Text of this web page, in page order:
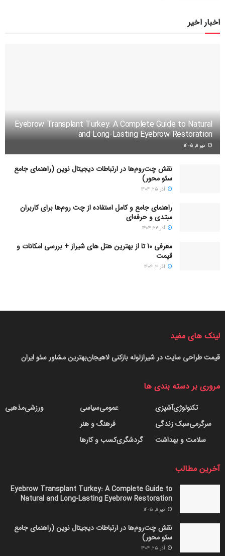
اخبار اخیر
Eyebrow Transplant Turkey: A Complete Guide to Natural
and Long-Lasting Eyebrow Restoration
تیر ۱۱, ۱۴۰۵
نقش چت‌روم‌ها در ارتباطات دیجیتال نوین (راهنمای جامع
سئو محور)
آذر ۲۵, ۱۴۰۴
راهنمای جامع و کامل استفاده از چت روم‌ها برای کاربران
مبتدی و حرفه‌ای
آذر ۲۲, ۱۴۰۴
معرفی 10 تا از بهترین هتل های شیراز + بررسی امکانات و
قیمت
آذر ۳, ۱۴۰۴
لینک های مفید
بهترین مشاور سئو ایرانلوله بازکنی لاهیجانقیمت طراحی سایت در شیراز
مروری بر دسته بندی ها
آشپزیتکنولوژی
سبک زندگیسرگرمی
سلامت و بهداشت
سیاسیعمومی
فرهنگ و هنر
کسب و کارهاگردشگری
مذهبیورزشی
آخرین مطالب
Eyebrow Transplant Turkey: A Complete Guide to
Natural and Long-Lasting Eyebrow Restoration
تیر ۱۱, ۱۴۰۵
نقش چت‌روم‌ها در ارتباطات دیجیتال نوین (راهنمای جامع
سئو محور)
آذر ۲۵, ۱۴۰۴